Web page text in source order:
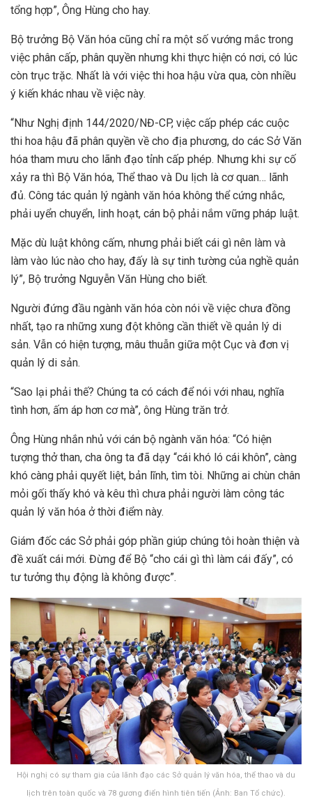
tổng hợp”, Ông Hùng cho hay.
Bộ trưởng Bộ Văn hóa cũng chỉ ra một số vướng mắc trong
việc phân cấp, phân quyền nhưng khi thực hiện có nơi, có lúc
còn trục trặc. Nhất là với việc thi hoa hậu vừa qua, còn nhiều
ý kiến khác nhau về việc này.
“Như Nghị định 144/2020/NĐ-CP, việc cấp phép các cuộc
thi hoa hậu đã phân quyền về cho địa phương, do các Sở Văn
hóa tham mưu cho lãnh đạo tỉnh cấp phép. Nhưng khi sự cố
xảy ra thì Bộ Văn hóa, Thể thao và Du lịch là cơ quan… lãnh
đủ. Công tác quản lý ngành văn hóa không thể cứng nhắc,
phải uyển chuyển, linh hoạt, cán bộ phải nắm vững pháp luật.
Mặc dù luật không cấm, nhưng phải biết cái gì nên làm và
làm vào lúc nào cho hay, đấy là sự tinh tường của nghề quản
lý”, Bộ trưởng Nguyễn Văn Hùng cho biết.
Người đứng đầu ngành văn hóa còn nói về việc chưa đồng
nhất, tạo ra những xung đột không cần thiết về quản lý di
sản. Vẫn có hiện tượng, mâu thuẫn giữa một Cục và đơn vị
quản lý di sản.
“Sao lại phải thế? Chúng ta có cách để nói với nhau, nghĩa
tình hơn, ấm áp hơn cơ mà”, ông Hùng trăn trở.
Ông Hùng nhắn nhủ với cán bộ ngành văn hóa: “Có hiện
tượng thở than, cha ông ta đã dạy “cái khó ló cái khôn”, càng
khó càng phải quyết liệt, bản lĩnh, tìm tòi. Những ai chùn chân
mỏi gối thấy khó và kêu thì chưa phải người làm công tác
quản lý văn hóa ở thời điểm này.
Giám đốc các Sở phải góp phần giúp chúng tôi hoàn thiện và
đề xuất cái mới. Đừng để Bộ “cho cái gì thì làm cái đấy”, có
tư tưởng thụ động là không được”.
Hội nghị có sự tham gia của lãnh đạo các Sở quản lý văn hóa, thể thao và du
lịch trên toàn quốc và 78 gương điển hình tiên tiến (Ảnh: Ban Tổ chức).